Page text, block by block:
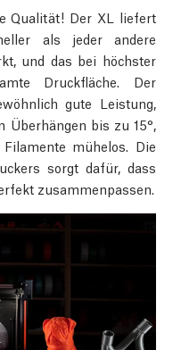
Qualität! Der XL liefert
als jeder andere
und das bei höchster
Druckfläche. Der
gute Leistung,
Überhängen bis zu 15°,
mühelos. Die
sorgt dafür, dass
zusammenpassen.